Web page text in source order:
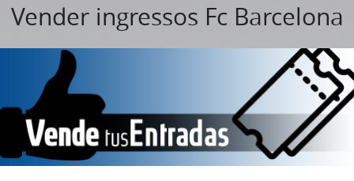
Vender ingressos Fc Barcelona